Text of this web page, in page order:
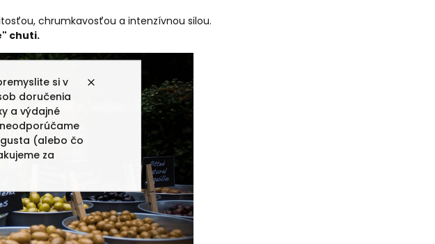
si v
doručenia
a výdajné
(alebo čo
za
chrumkavosťou a intenzívnou silou.
chuti.